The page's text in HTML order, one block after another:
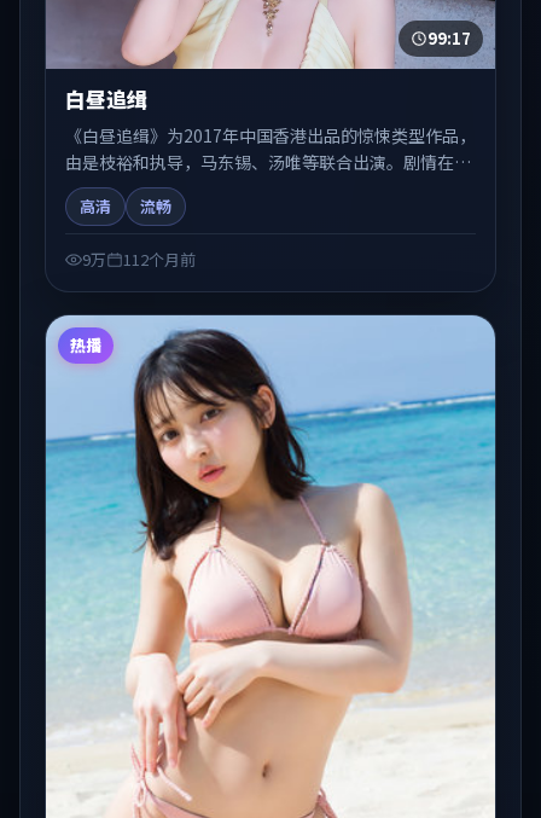
99:17
白昼追缉
《白昼追缉》为2017年中国香港出品的惊悚类型作品，
由是枝裕和执导，马东锡、汤唯等联合出演。剧情在人
物弧光与节奏推进中展开，兼具叙事张力与视听质感。
适合关注国产在线观看、热播国产剧与院线佳片的观众
高清 流畅
9万 112个月前
热播